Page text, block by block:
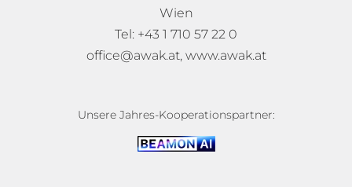
Wien
Tel: +43 1 710 57 22 0
office@awak.at, www.awak.at
Unsere Jahres-Kooperationspartner: